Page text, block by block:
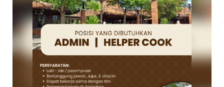
SURAT LAMARAN
RIWAYAT HIDUP